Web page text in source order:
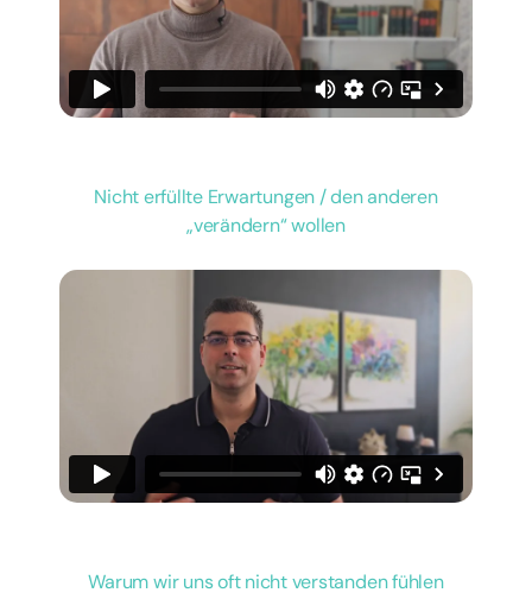
Nicht erfüllte Erwartungen / den anderen
„verändern“ wollen
Warum wir uns oft nicht verstanden fühlen